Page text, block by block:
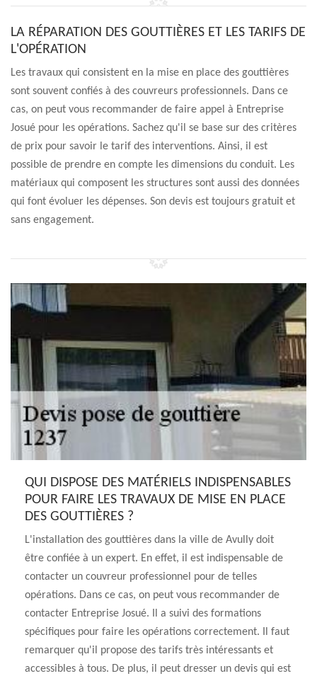
LA RÉPARATION DES GOUTTIÈRES ET LES TARIFS DE
L'OPÉRATION
Les travaux qui consistent en la mise en place des gouttières
sont souvent confiés à des couvreurs professionnels. Dans ce
cas, on peut vous recommander de faire appel à Entreprise
Josué pour les opérations. Sachez qu'il se base sur des critères
de prix pour savoir le tarif des interventions. Ainsi, il est
possible de prendre en compte les dimensions du conduit. Les
matériaux qui composent les structures sont aussi des données
qui font évoluer les dépenses. Son devis est toujours gratuit et
sans engagement.
QUI DISPOSE DES MATÉRIELS INDISPENSABLES
POUR FAIRE LES TRAVAUX DE MISE EN PLACE
DES GOUTTIÈRES ?
L'installation des gouttières dans la ville de Avully doit
être confiée à un expert. En effet, il est indispensable de
contacter un couvreur professionnel pour de telles
opérations. Dans ce cas, on peut vous recommander de
contacter Entreprise Josué. Il a suivi des formations
spécifiques pour faire les opérations correctement. Il faut
remarquer qu'il propose des tarifs très intéressants et
accessibles à tous. De plus, il peut dresser un devis qui est